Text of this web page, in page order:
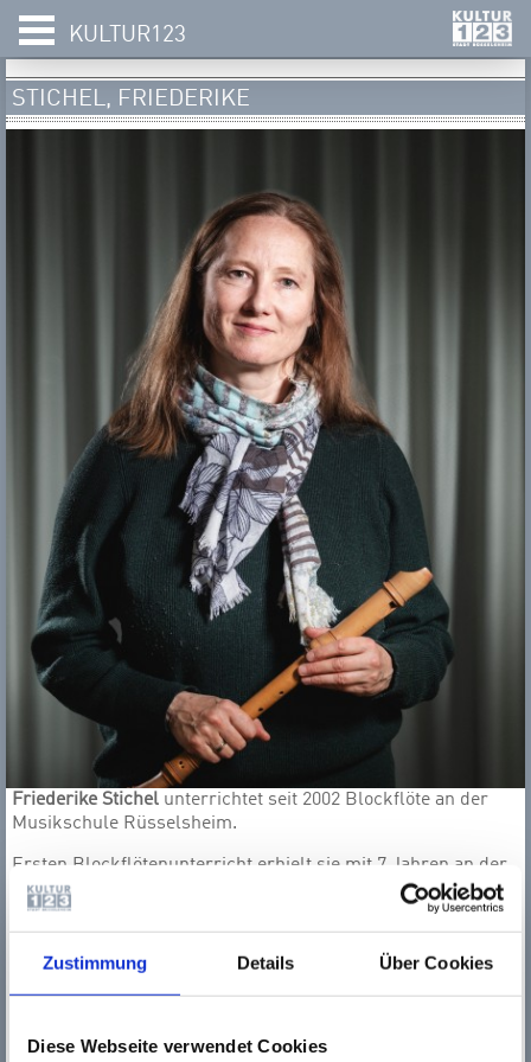
Zustimmung Details Über Cookies
Diese Webseite verwendet Cookies
KULTUR123
S​​​​​​​TICHEL, FRIEDERIKE
Friederike Stichel unterrichtet seit 2002 Blockflöte an der
Musikschule Rüsselsheim.
Ersten Blockflötenunterricht erhielt sie mit 7 Jahren an der
Musikschule ihrer Heimatstadt G
örlitz. Sie studierte mit dem
Hauptfach Blockfl
öte an der Wiesbadener Musikakademie
bei Dagmar Nilles und an der Musikhochschule Karlsruhe
bei Prof. Karel van Steenhoven. Im Jahr 2001 erhielt sie den
und Wibert Hazelzet.